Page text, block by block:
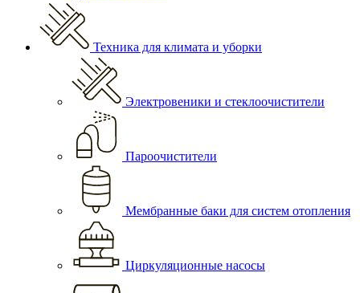
Техника для климата и уборки
Электровеники и стеклоочистители
Пароочистители
Мембранные баки для систем отопления
Циркуляционные насосы